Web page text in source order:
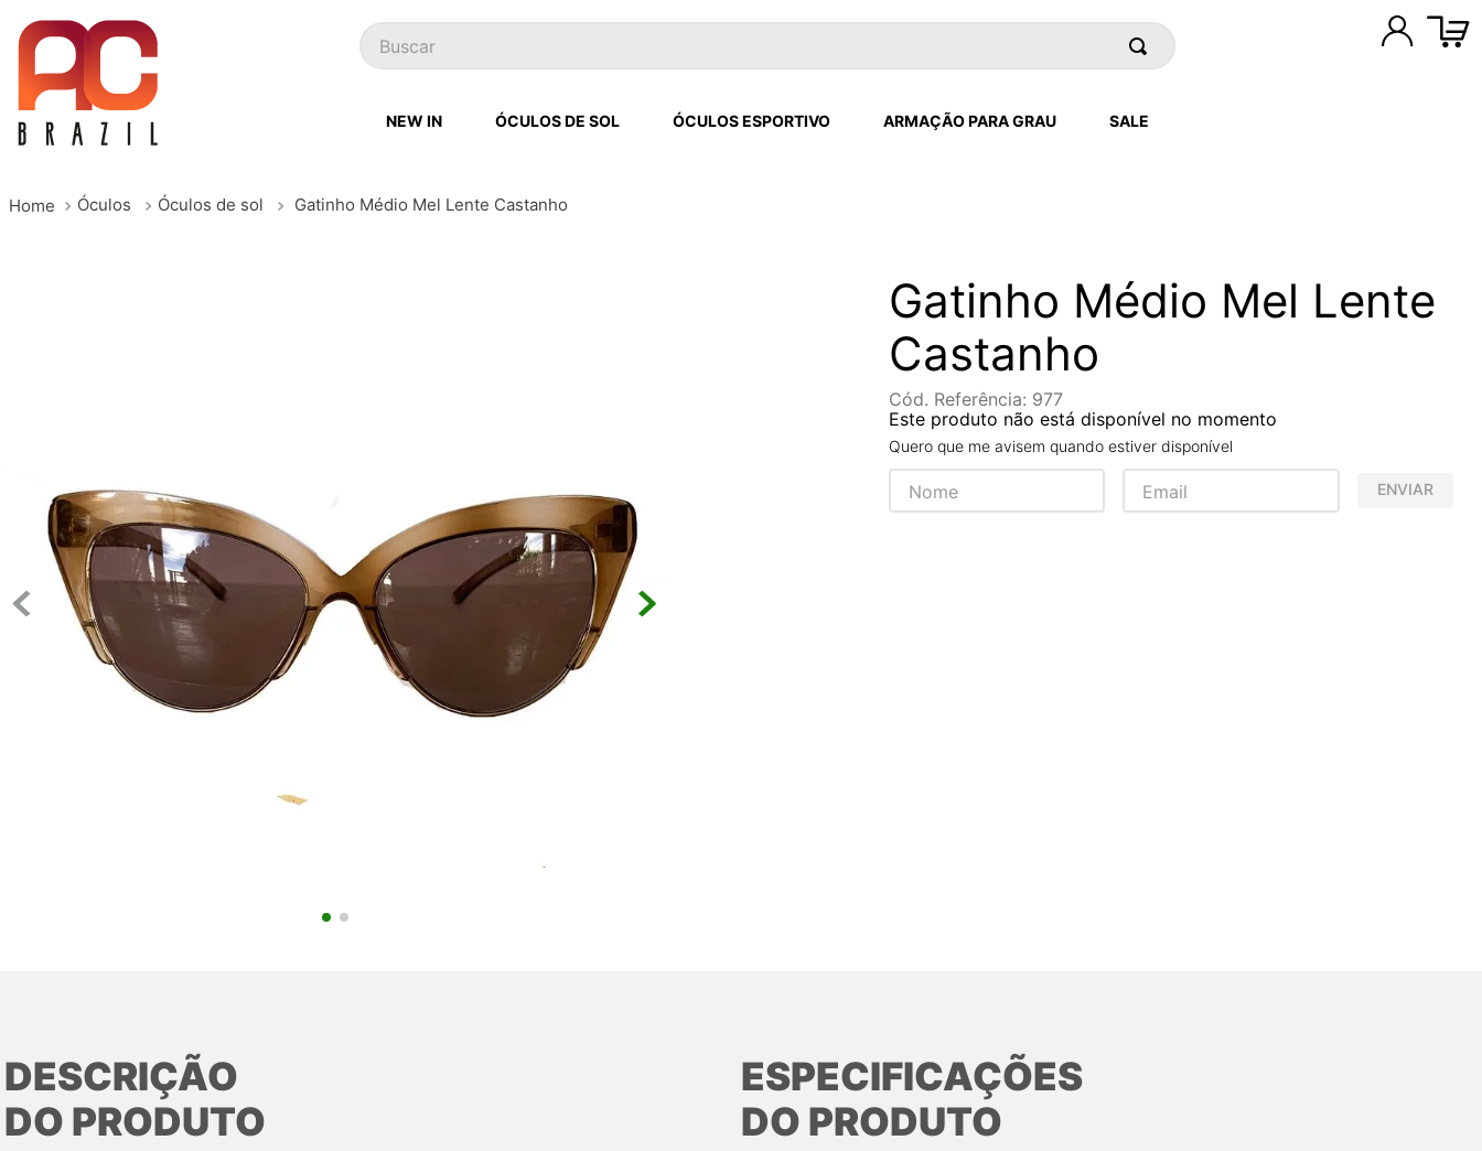
Buscar
NEW IN ÓCULOS DE SOL ÓCULOS ESPORTIVO ARMAÇÃO PARA GRAU SALE
Óculos Óculos de sol Gatinho Médio Mel Lente Castanho
Gatinho Médio Mel Lente
Castanho
Cód. Referência: 977
Este produto não está disponível no momento
Quero que me avisem quando estiver disponível
ENVIAR
DESCRIÇÃO
DO PRODUTO
ESPECIFICAÇÕES
DO PRODUTO